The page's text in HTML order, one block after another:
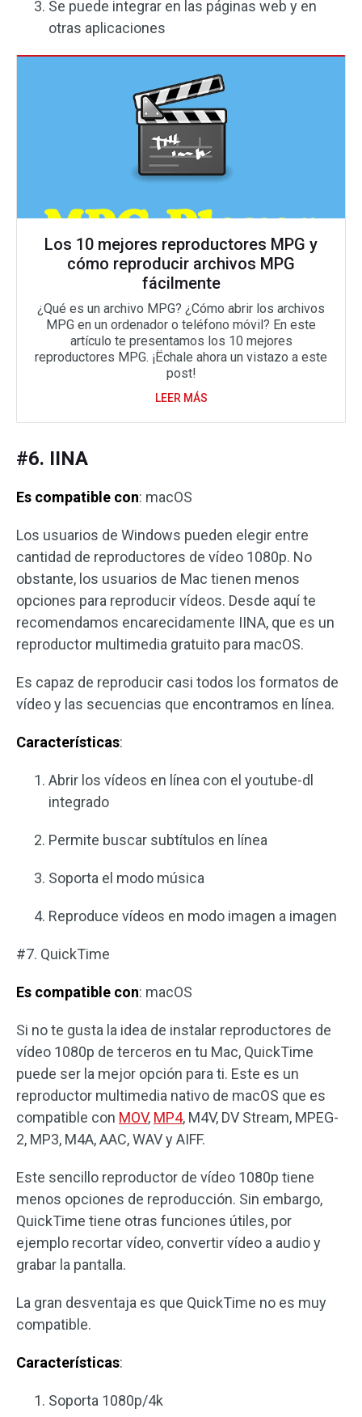
Se puede integrar en las páginas web y en
otras aplicaciones
Los 10 mejores reproductores MPG y
cómo reproducir archivos MPG
fácilmente
¿Qué es un archivo MPG? ¿Cómo abrir los archivos
MPG en un ordenador o teléfono móvil? En este
artículo te presentamos los 10 mejores
reproductores MPG. ¡Ëchale ahora un vistazo a este
post!
LEER MÁS
#6. IINA
Es compatible con: macOS
Los usuarios de Windows pueden elegir entre
cantidad de reproductores de vídeo 1080p. No
obstante, los usuarios de Mac tienen menos
opciones para reproducir vídeos. Desde aquí te
recomendamos encarecidamente IINA, que es un
reproductor multimedia gratuito para macOS.
Es capaz de reproducir casi todos los formatos de
vídeo y las secuencias que encontramos en línea.
Características:
Abrir los vídeos en línea con el youtube-dl
integrado
Permite buscar subtítulos en línea
Soporta el modo música
Reproduce vídeos en modo imagen a imagen
#7. QuickTime
Es compatible con: macOS
Si no te gusta la idea de instalar reproductores de
vídeo 1080p de terceros en tu Mac, QuickTime
puede ser la mejor opción para ti. Este es un
reproductor multimedia nativo de macOS que es
compatible con MOV, MP4, M4V, DV Stream, MPEG-
2, MP3, M4A, AAC, WAV y AIFF.
Este sencillo reproductor de vídeo 1080p tiene
menos opciones de reproducción. Sin embargo,
QuickTime tiene otras funciones útiles, por
ejemplo recortar vídeo, convertir vídeo a audio y
grabar la pantalla.
La gran desventaja es que QuickTime no es muy
compatible.
Características:
Soporta 1080p/4k